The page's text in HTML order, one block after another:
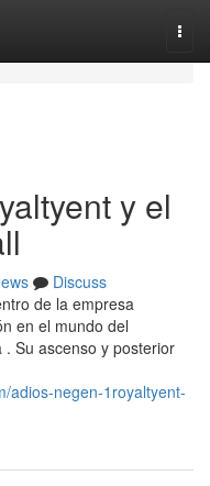
y el
Discuss
de la empresa
en el mundo del
Su ascenso y posterior
adios-negen-1royaltyent-